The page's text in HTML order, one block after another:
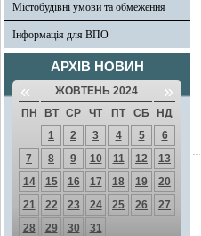
Містобудівні умови та обмеження
Інформація для ВПО
АРХІВ НОВИН
« ЖОВТЕНЬ 2024 »
ПН ВТ СР ЧТ ПТ СБ
НД
1
2 3 4 5
6
7
8 9 10 11 12
13
14
15 16 17 18 19
20
21
22 23 24 25 26
27
28
29 30 31